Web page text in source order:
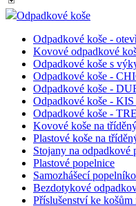
Skříňky pro hasiče a
Skříňky na klíče
Kancelářské vozíky
Kancelářský nábytek
Odpadkové koše
Odpadkové koše -
Kovové odpadkové
Odpadkové koše s
Odpadkové koše -
Odpadkové koše -
Odpadkové koše -
Odpadkové koše -
Kovové koše na